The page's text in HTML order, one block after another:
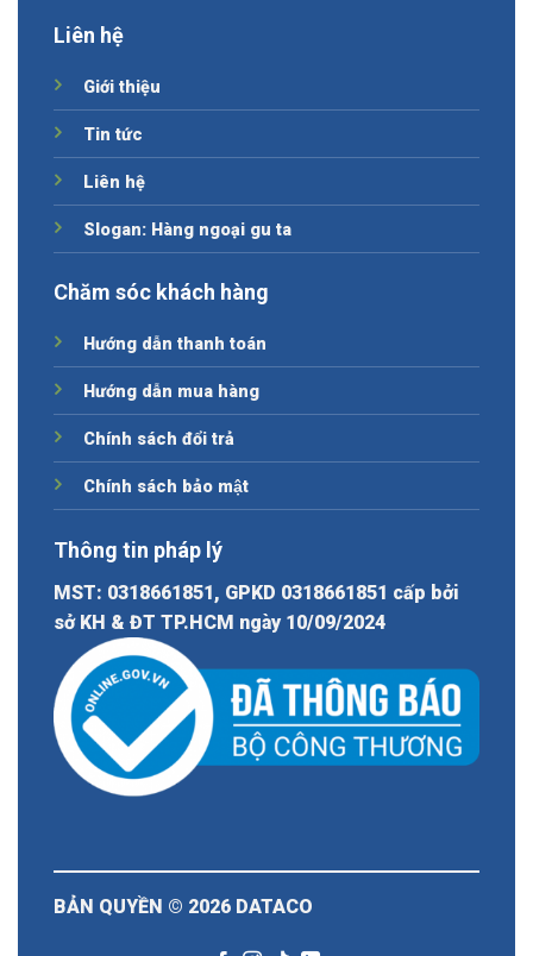
Liên hệ
Giới thiệu
Tin tức
Liên hệ
Slogan: Hàng ngoại gu ta
Chăm sóc khách hàng
Hướng dẫn thanh toán
Hướng dẫn mua hàng
Chính sách đổi trả
Chính sách bảo mật
Thông tin pháp lý
MST: 0318661851, GPKD 0318661851 cấp bởi
sở KH & ĐT TP.HCM ngày 10/09/2024
BẢN QUYỀN © 2026 DATACO